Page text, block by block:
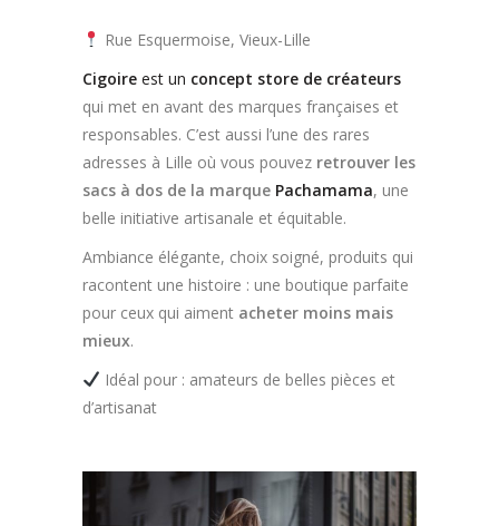
Rue Esquermoise, Vieux-Lille
Cigoire est un concept store de créateurs
qui met en avant des marques françaises et
responsables. C’est aussi l’une des rares
adresses à Lille où vous pouvez retrouver les
sacs à dos de la marque Pachamama, une
belle initiative artisanale et équitable.
Ambiance élégante, choix soigné, produits qui
racontent une histoire : une boutique parfaite
pour ceux qui aiment acheter moins mais
mieux.
Idéal pour : amateurs de belles pièces et
d’artisanat